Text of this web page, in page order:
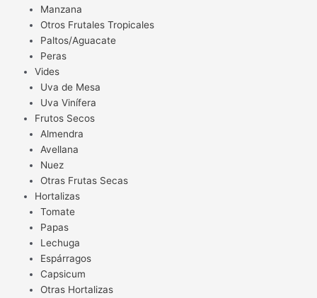
Manzana
Otros Frutales Tropicales
Paltos/Aguacate
Peras
Vides
Uva de Mesa
Uva Vinífera
Frutos Secos
Almendra
Avellana
Nuez
Otras Frutas Secas
Hortalizas
Tomate
Papas
Lechuga
Espárragos
Capsicum
Otras Hortalizas